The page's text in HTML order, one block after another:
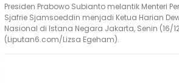
Presiden Prabowo Subianto melantik Menteri
Sjafrie Sjamsoeddin menjadi Ketua Harian
Nasional di Istana Negara Jakarta, Senin (16/
(Liputan6.com/Lizsa Egeham).